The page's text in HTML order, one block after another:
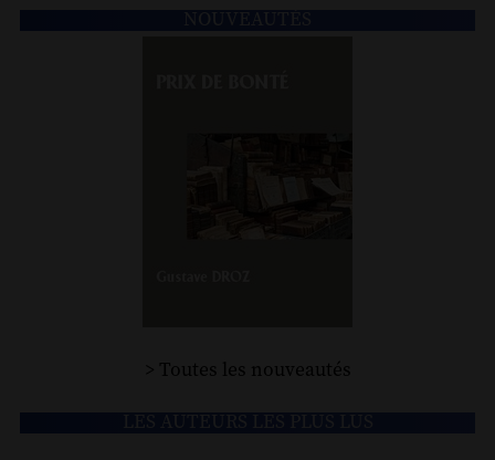
> Toutes les nouveautés